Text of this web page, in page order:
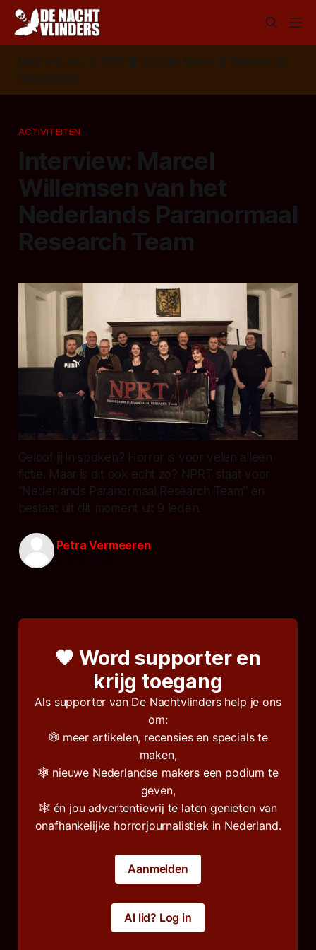
Volg ons op: 📣 RSS 📰 Google News 🦋 Bluesky
✉️
Nieuwsbrief
ACTIVITEITEN
Interview: Marcel
Willemsen van het
Nederlands Paranormaal
Research Team
Geloof jij in spoken? Horror is voor velen alleen
fictie. Maar is dit ook echt zo? NPRT staat voor
“Nederlands Paranormaal Research Team” en
bestaat uit dit moment uit 9 leden.
Petra Vermeeren
🖤 Word supporter en
krijg toegang
Als supporter van De Nachtvlinders help je ons
om:
🕸️ meer artikelen, recensies en specials te
maken,
🕸️ nieuwe Nederlandse makers een podium te
geven,
🕸️ én jou advertentievrij te laten genieten van
onafhankelijke horrorjournalistiek in Nederland.
Aanmelden
Al lid? Log in